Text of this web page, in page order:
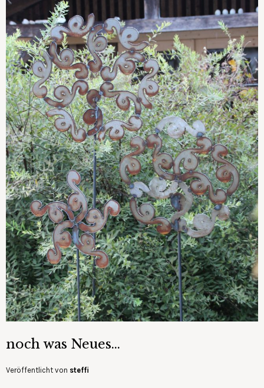
noch was Neues…
Veröffentlicht von steffi